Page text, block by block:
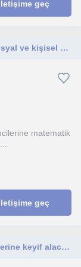
geç
Akademik desteğin yanında öğrencilerin sosyal ve kişisel gelişimlerini de önemsiyorum.
matematik
geç
Fen bilgisi öğretmeniyim. Ortaokul öğrencilerine keyif alacağı şekilde fen bilimleri dersi veriyorum.